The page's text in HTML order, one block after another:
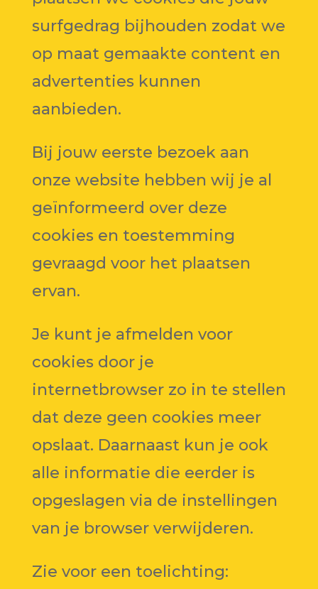
surfgedrag bijhouden zodat we
op maat gemaakte content en
advertenties kunnen
aanbieden.
Bij jouw eerste bezoek aan
onze website hebben wij je al
geïnformeerd over deze
cookies en toestemming
gevraagd voor het plaatsen
ervan.
Je kunt je afmelden voor
cookies door je
internetbrowser zo in te stellen
dat deze geen cookies meer
opslaat. Daarnaast kun je ook
alle informatie die eerder is
opgeslagen via de instellingen
van je browser verwijderen.
Zie voor een toelichting: